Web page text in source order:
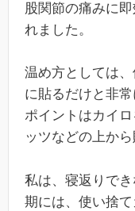
股関節の痛みに
れました。
温め方としては
に貼るだけと非常
ポイントはカイ
ッツなどの上から
私は、寝返りで
期には、使い捨